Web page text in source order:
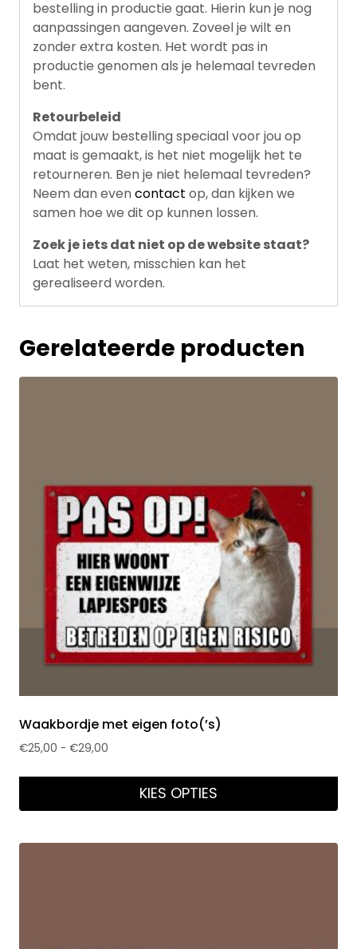
bestelling in productie gaat. Hierin kun je nog
aanpassingen aangeven. Zoveel je wilt en
zonder extra kosten. Het wordt pas in
productie genomen als je helemaal tevreden
bent.
Retourbeleid
Omdat jouw bestelling speciaal voor jou op
maat is gemaakt, is het niet mogelijk het te
retourneren. Ben je niet helemaal tevreden?
Neem dan evencontact op, dan kijken we
samen hoe we dit op kunnen lossen.
Zoek je iets dat niet op de website staat?
Laat het weten, misschien kan het
gerealiseerd worden.
Gerelateerde producten
Waakbordje met eigen foto(’s)
€25,00 - €29,00
KIES OPTIES